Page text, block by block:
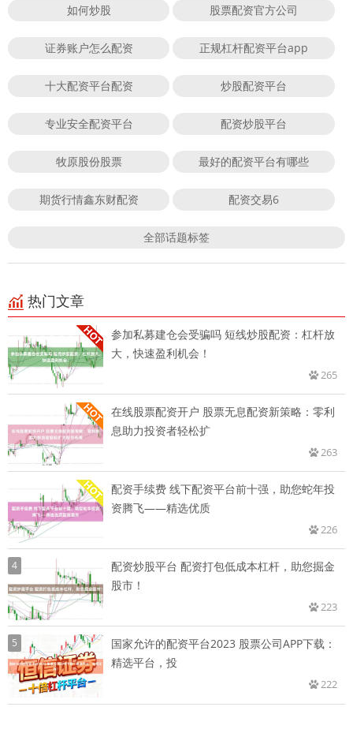
如何炒股 股票配资官方公司
证券账户怎么配资 正规杠杆配资平台app
十大配资平台配资 炒股配资平台
专业安全配资平台 配资炒股平台
牧原股份股票 最好的配资平台有哪些
期货行情鑫东财配资 配资交易6
全部话题标签
热门文章
参加私募建仓会受骗吗 短线炒股配资：杠杆放
大，快速盈利机会！
265
在线股票配资开户 股票无息配资新策略：零利
息助力投资者轻松扩
263
配资手续费 线下配资平台前十强，助您蛇年投
资腾飞——精选优质
226
4
配资炒股平台 配资打包低成本杠杆，助您掘金
股市！
223
5
国家允许的配资平台2023 股票公司APP下载：
精选平台，投
222